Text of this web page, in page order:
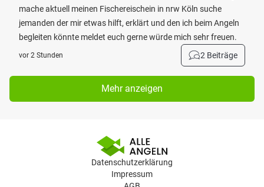
mache aktuell meinen Fischereischein in nrw Köln suche
jemanden der mir etwas hilft, erklärt und den ich beim Angeln
begleiten könnte meldet euch gerne würde mich sehr freuen.
vor 2 Stunden 2 Beiträge
Mehr anzeigen
Datenschutzerklärung
Impressum